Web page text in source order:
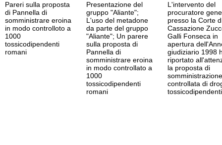
Pareri sulla proposta
di Pannella di
somministrare eroina
in modo controlloto a
1000
tossicodipendenti
romani
Presentazione del
gruppo "Aliante";
L'uso del metadone
da parte del gruppo
"Aliante"; Un parere
sulla proposta di
Pannella di
somministrare eroina
in modo controllato a
1000
tossicodipendenti
romani
L'intervento del
procuratore
presso la Corte
Cassazione
Galli Fonseca in
apertura
giudiziario 1998
riportato
la proposta di
somministrazione
controllata di
tossicodipendenti